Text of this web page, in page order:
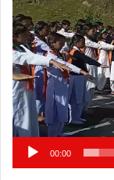
Player
00:00